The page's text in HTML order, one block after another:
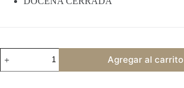
palmeritas
cantidad
Agregar al carrito